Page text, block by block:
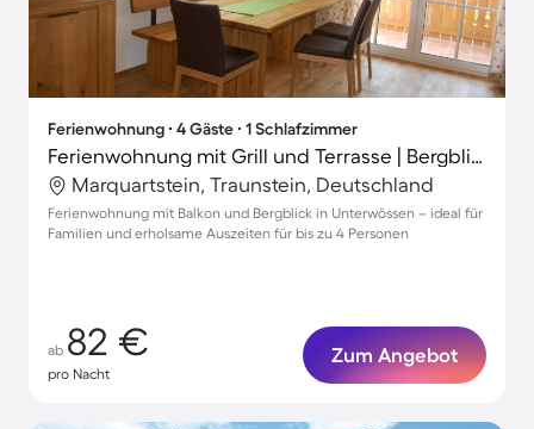
Ferienwohnung ∙ 4 Gäste ∙ 1 Schlafzimmer
Ferienwohnung mit Grill und Terrasse | Bergblick
Marquartstein, Traunstein, Deutschland
Ferienwohnung mit Balkon und Bergblick in Unterwössen – ideal für
Familien und erholsame Auszeiten für bis zu 4 Personen
ab 82 €
pro Nacht
Zum Angebot